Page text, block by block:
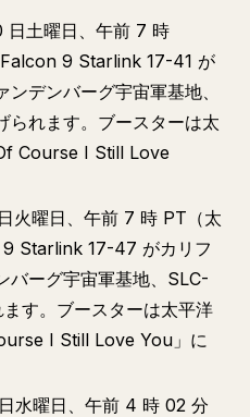
土曜日、午前 7 時
9 Starlink 17-41 が
デンバーグ宇宙軍基地、
られます。ブースターは太
Course I Still Love
火曜日、午前 7 時 PT（太
Starlink 17-47 がカリフ
バーグ宇宙軍基地、SLC-
す。ブースターは太平洋
I Still Love You」に
水曜日、午前 4 時 02 分